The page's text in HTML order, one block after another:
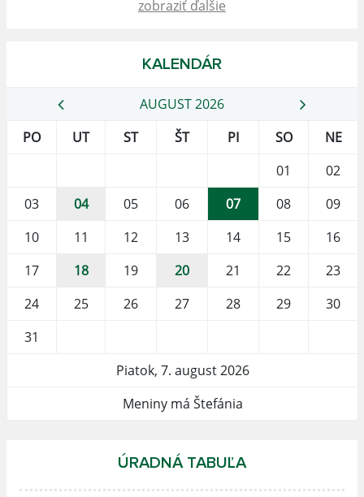
zobraziť ďalšie
KALENDÁR
AUGUST 2026
PO
UT ST ŠT PI SO
NE
01
02
03
04 05 06 07 08
09
10
11 12 13 14 15
16
17
18 19 20 21 22
23
24
25 26 27 28 29
30
31
Piatok, 7. august 2026
Meniny má Štefánia
ÚRADNÁ TABUĽA